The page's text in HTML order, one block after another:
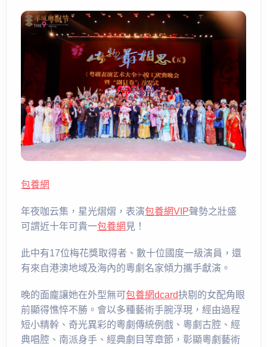
包養網
年夜咖云集，星光熠熠，表演包養網VIP聲勢之壯盛
可謂近十年可貴一包養網 見！
此中有17位梅花獎取得者、數十位國度一級演員，還
有來自港澳地域及海內的粵劇名家傾力攜手獻演。
晚的面龐讓她在外型無可包養網dcard抉剔的女配角眼
前顯得憔悴不勝。會以多種藝術手腕浮現，經由過程
短小精幹、奇光異彩的粵劇傳統例戲、粵劇古腔、經
典唱腔、南派身手、經典劇目等章節，彰顯粵劇藝術